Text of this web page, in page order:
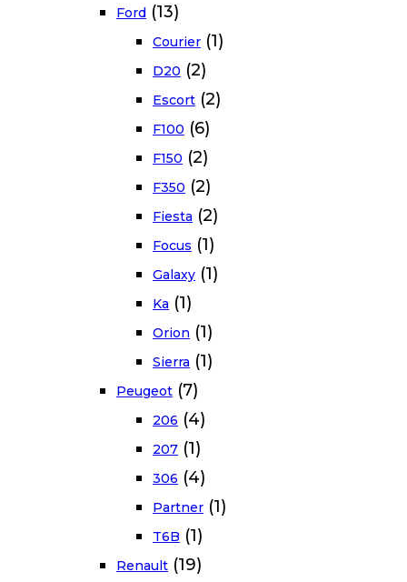
Ford (13)
Courier (1)
D20 (2)
Escort (2)
F100 (6)
F150 (2)
F350 (2)
Fiesta (2)
Focus (1)
Galaxy (1)
Ka (1)
Orion (1)
Sierra (1)
Peugeot (7)
206 (4)
207 (1)
306 (4)
Partner (1)
T6B (1)
Renault (19)